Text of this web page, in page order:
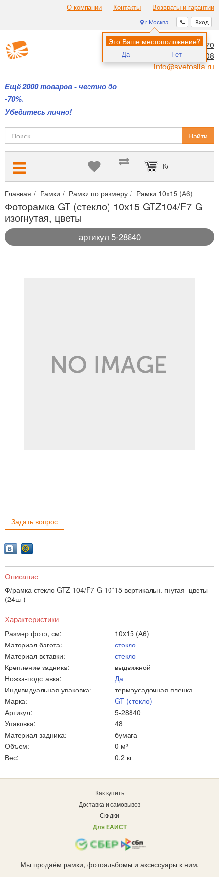
О компании Контакты Возвраты и гарантии
Вход
г Москва
Это Ваше местоположение?
Да Нет
Ещё 2000 товаров - честно до
-70%.
Убедитесь лично!
8 (495) 970-00-70
8 (800) 700-11-08
info@svetosila.ru
Найти
Корзина пуста
Главная Рамки Рамки по размеру Рамки 10х15 (А6)
Фоторамка GT (стекло) 10x15 GTZ104/F7-G
изогнутая, цветы
артикул 5-28840
Задать вопрос
Описание
Ф/рамка стекло GTZ 104/F7-G 10*15 вертикальн. гнутая цветы
(24шт)
Характеристики
Размер фото, см:
10x15 (А6)
Материал багета:
стекло
Материал вставки:
стекло
Крепление задника:
выдвижной
Ножка-подставка:
Да
Индивидуальная упаковка:
термоусадочная пленка
Марка:
GT (стекло)
Артикул:
5-28840
Упаковка:
48
Материал задника:
бумага
Объем:
0 м³
Вес:
0.2 кг
Как купить
Доставка и самовывоз
Скидки
Для ЕАИСТ
Мы продаём рамки, фотоальбомы и аксессуары к ним.